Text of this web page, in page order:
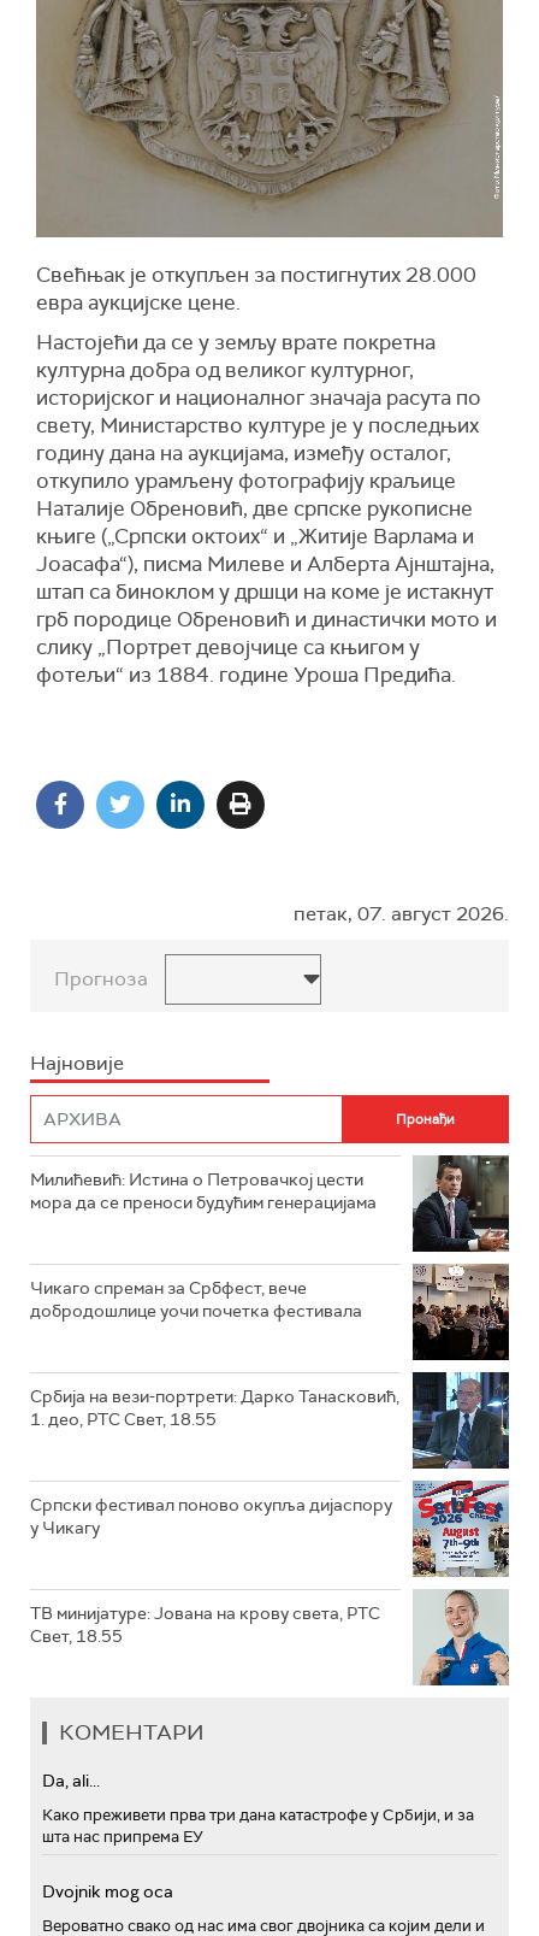
Свећњак је откупљен за постигнутих 28.000
евра аукцијске цене.
Настојећи да се у земљу врате покретна
културна добра од великог културног,
историјског и националног значаја расута по
свету, Министарство културе је у последњих
годину дана на аукцијама, између осталог,
откупило урамљену фотографију краљице
Наталије Обреновић, две српске рукописне
књиге („Српски октоих“ и „Житије Варлама и
Јоасафа“), писма Милеве и Алберта Ајнштајна,
штап са биноклом у дршци на коме је истакнут
грб породице Обреновић и династички мото и
слику „Портрет девојчице са књигом у
фотељи“ из 1884. године Уроша Предића.
петак, 07. август 2026.
Прогноза
Најновије
Милићевић: Истина о Петровачкој цести
мора да се преноси будућим генерацијама
Чикаго спреман за Србфест, вече
добродошлице уочи почетка фестивала
Србија на вези-портрети: Дарко Танасковић,
1. део, РТС Свет, 18.55
Српски фестивал поново окупља дијаспору
у Чикагу
ТВ минијатуре: Јована на крову света, РТС
Свет, 18.55
КОМЕНТАРИ
Da, ali...
Како преживети прва три дана катастрофе у Србији, и за
шта нас припрема ЕУ
Dvojnik mog oca
Вероватно свако од нас има свог двојника са којим дели и